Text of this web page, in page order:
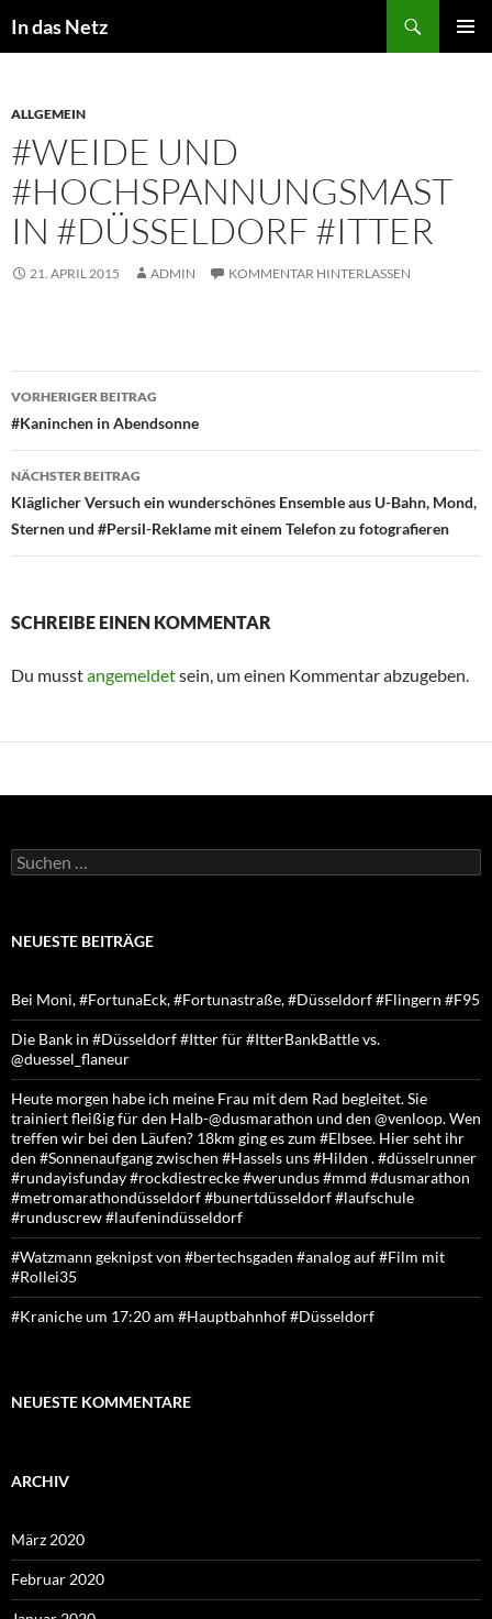
Inhalt
In das Netz
ALLGEMEIN
#WEIDE UND
#HOCHSPANNUNGSMAST
IN #DÜSSELDORF #ITTER
21. APRIL 2015 ADMIN KOMMENTAR HINTERLASSEN
Beitragsnavigation
VORHERIGER BEITRAG
#Kaninchen in Abendsonne
NÄCHSTER BEITRAG
Kläglicher Versuch ein wunderschönes Ensemble aus U-Bahn, Mond,
Sternen und #Persil-Reklame mit einem Telefon zu fotografieren
SCHREIBE EINEN KOMMENTAR
Du musstangemeldetsein, um einen Kommentar abzugeben.
Suchen
nach:
NEUESTE BEITRÄGE
Bei Moni, #FortunaEck, #Fortunastraße, #Düsseldorf #Flingern #F95
Die Bank in #Düsseldorf #Itter für #ItterBankBattle vs.
@duessel_flaneur
Heute morgen habe ich meine Frau mit dem Rad begleitet. Sie
trainiert fleißig für den Halb-@dusmarathon und den @venloop. Wen
treffen wir bei den Läufen? 18km ging es zum #Elbsee. Hier seht ihr
den #Sonnenaufgang zwischen #Hassels uns #Hilden . #düsselrunner
#rundayisfunday #rockdiestrecke #werundus #mmd #dusmarathon
#metromarathondüsseldorf #bunertdüsseldorf #laufschule
#runduscrew #laufenindüsseldorf
#Watzmann geknipst von #bertechsgaden #analog auf #Film mit
#Rollei35
#Kraniche um 17:20 am #Hauptbahnhof #Düsseldorf
NEUESTE KOMMENTARE
ARCHIV
März 2020
Februar 2020